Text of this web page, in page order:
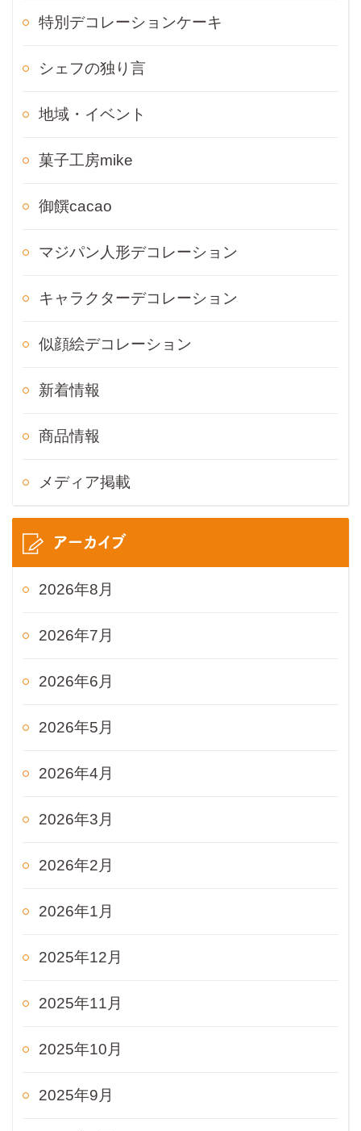
特別デコレーションケーキ
シェフの独り言
地域・イベント
菓子工房mike
御饌cacao
マジパン人形デコレーション
キャラクターデコレーション
似顔絵デコレーション
新着情報
商品情報
メディア掲載
アーカイブ
2026年8月
2026年7月
2026年6月
2026年5月
2026年4月
2026年3月
2026年2月
2026年1月
2025年12月
2025年11月
2025年10月
2025年9月